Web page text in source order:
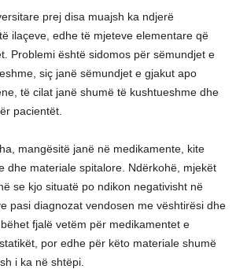
prej disa muajsh ka ndjerë
ilaçeve, edhe të mjeteve elementare që
Problemi është sidomos për sëmundjet e
siç janë sëmundjet e gjakut apo
të cilat janë shumë të kushtueshme dhe
pacientët.
mangësitë janë në medikamente, kite
dhe materiale spitalore. Ndërkohë, mjekët
se kjo situatë po ndikon negativisht në
pasi diagnozat vendosen me vështirësi dhe
fjalë vetëm për medikamentet e
por edhe për këto materiale shumë
i ka në shtëpi.